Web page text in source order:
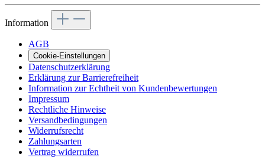
Information
AGB
Cookie-Einstellungen
Datenschutzerklärung
Erklärung zur Barrierefreiheit
Information zur Echtheit von Kundenbewertungen
Impressum
Rechtliche Hinweise
Versandbedingungen
Widerrufsrecht
Zahlungsarten
Vertrag widerrufen